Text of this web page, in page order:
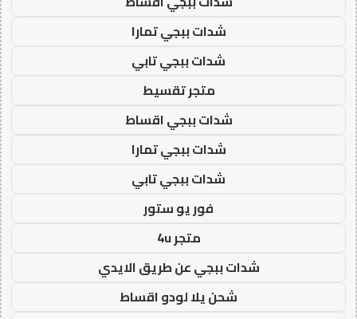
شدات ببجي تمارا
شدات ببجي تابي
متجر تقسيط
شدات ببجي اقساط
شدات ببجي تمارا
شدات ببجي تابي
فور يو ستور
متجر 4u
شدات ببجي عن طريق الايدي
شحن يلا لودو اقساط